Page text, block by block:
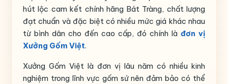
hút lộc cam kết chính hãng Bát Tràng, chất lượng
đạt chuẩn và đặc biệt có nhiều mức giá khác nhau
từ bình dân cho đến cao cấp, đó chính là đơn vị
Xưởng Gốm Việt.
Xưởng Gốm Việt là đơn vị lâu năm có nhiều kinh
nghiệm trong lĩnh vực gốm sứ nên đảm bảo có thể